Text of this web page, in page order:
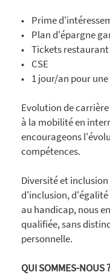
• Prime
• Plan d'épargne
• Tickets restaurant
• CSE
• 1 jour/an pour
Evolution de
à la mobilité en
encourageons
compétences.
Diversité et
d'inclusion,
au handicap, nous
qualifiée, sans
personnelle.
QUI SOMMES-NOUS ?